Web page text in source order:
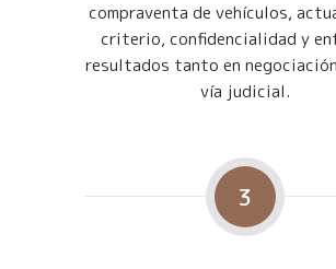
compraventa de vehículos,
criterio, confidencialidad y
resultados tanto en
vía judicial.
3